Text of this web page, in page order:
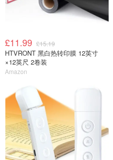
£11.99 £15.19
HTVRONT 黑白热转印膜 12英寸
×12英尺 2卷装
Amazon